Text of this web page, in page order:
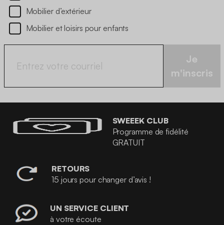
Mobilier d’extérieur
Mobilier et loisirs pour enfants
Je
m'inscris
SWEEEK CLUB
Programme de fidélité
GRATUIT
RETOURS
15 jours pour changer d’avis !
UN SERVICE CLIENT
à votre écoute